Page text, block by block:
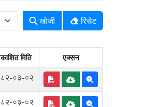
खोजी रिसेट
मिति
एक्सन
०३-०२
०३-०२